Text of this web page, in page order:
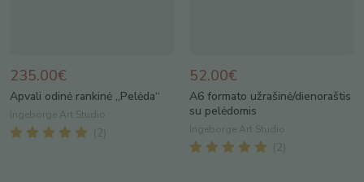
235.00€
Apvali odinė rankinė „Pelėda“
Ingeborge Art Studio
( 2
52.00€
A6 formato užrašinė/dienoraštis
su pelėdomis
Ingeborge Art Studio
( 2